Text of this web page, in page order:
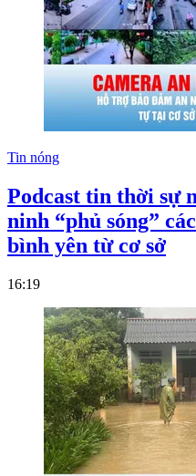
Tin nóng
Podcast tin thời sự
ninh “phủ sóng”
bình yên từ cơ sở
16:19